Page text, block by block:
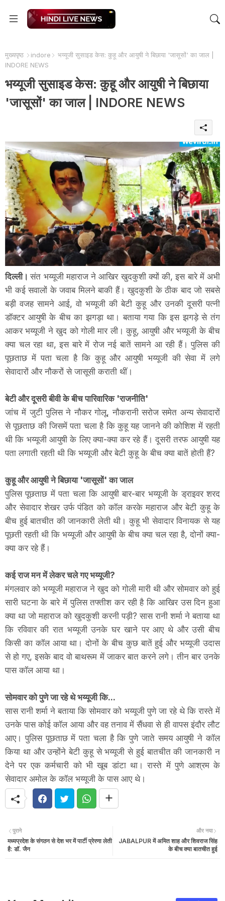
मुख्यपृष्ठ indore
भय्यूजी सुसाइड केस: कुहू और आयुषी ने बिछाया 'जासूसों' का जाल |
INDORE NEWS
भय्यूजी सुसाइड केस: कुहू और आयुषी ने बिछाया
'जासूसों' का जाल | INDORE NEWS
दिल्ली।संत भय्यूजी महाराज ने आखिर खुदकुशी क्यों की, इस बारे में अभी
भी कई सवालों के जवाब मिलने बाकी हैं। खुदकुशी के ठीक बाद जो सबसे
बड़ी वजह सामने आई, वो भय्यूजी की बेटी कुहू और उनकी दूसरी पत्नी
डॉक्टर आयुषी के बीच का झगड़ा था। बताया गया कि इस झगड़े से तंग
आकर भय्यूजी ने खुद को गोली मार ली। कुहू, आयुषी और भय्यूजी के बीच
क्या चल रहा था, इस बारे में रोज नई बातें सामने आ रही हैं। पुलिस की
पूछताछ में पता चला है कि कुहू और आयुषी भय्यूजी की सेवा में लगे
सेवादारों और नौकरों से जासूसी कराती थीं।
बेटी और दूसरी बीवी के बीच पारिवारिक 'राजनीति'
जांच में जुटी पुलिस ने नौकर गोलू, नौकरानी सरोज समेत अन्य सेवादारों
से पूछताछ की जिसमें पता चला है कि कुहू यह जानने की कोशिश में रहती
थी कि भय्यूजी आयुषी के लिए क्या-क्या कर रहे हैं। दूसरी तरफ आयुषी यह
पता लगाती रहती थी कि भय्यूजी और बेटी कुहू के बीच क्या बातें होती हैं?
कुहू और आयुषी ने बिछाया 'जासूसों' का जाल
पुलिस पूछताछ में पता चला कि आयुषी बार-बार भय्यूजी के ड्राइवर शरद
और सेवादार शेखर उर्फ पंडित को कॉल करके महाराज और बेटी कुहू के
बीच हुई बातचीत की जानकारी लेती थी। कुहू भी सेवादार विनायक से यह
पूछती रहती थी कि भय्यूजी और आयुषी के बीच क्या चल रहा है, दोनों क्या-
क्या कर रहे हैं।
कई राज मन में लेकर चले गए भय्यूजी?
मंगलवार को भय्यूजी महाराज ने खुद को गोली मारी थी और सोमवार को हुई
सारी घटना के बारे में पुलिस तफ्तीश कर रही है कि आखिर उस दिन हुआ
क्या था जो महाराज को खुदकुशी करनी पड़ी? सास रानी शर्मा ने बताया था
कि रविवार की रात भय्यूजी उनके घर खाने पर आए थे और उसी बीच
किसी का कॉल आया था। दोनों के बीच कुछ बातें हुई और भय्यूजी उदास
से हो गए, इसके बाद वो बाथरूम में जाकर बात करने लगे। तीन बार उनके
पास कॉल आया था।
सोमवार को पुणे जा रहे थे भय्यूजी कि...
सास रानी शर्मा ने बताया कि सोमवार को भय्यूजी पुणे जा रहे थे कि रास्ते में
उनके पास कोई कॉल आया और वह तनाव में सैंधवा से ही वापस इंदौर लौट
आए। पुलिस पूछताछ में पता चला है कि पुणे जाते समय आयुषी ने कॉल
किया था और उन्होंने बेटी कुहू से भय्यूजी से हुई बातचीत की जानकारी न
देने पर एक कर्मचारी को भी खूब डांटा था। रास्ते में पुणे आश्रम के
सेवादार अमोल के कॉल भय्यूजी के पास आए थे।
और नया
JABALPUR में अमित शाह और शिवराज सिंह
के बीच क्या बातचीत हुई
पुराने
मध्यप्रदेश के संगठन से देश भर में पार्टी प्रेरणा लेती
है: डॉ. जैन